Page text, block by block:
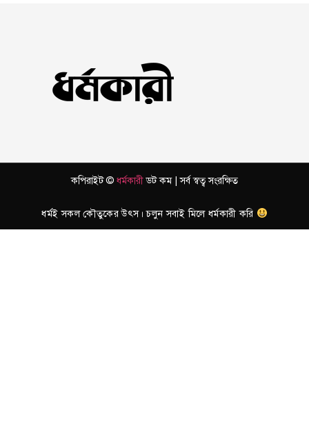
কপিরাইট © ধর্মকারীডট কম | সর্ব স্বত্ব সংরক্ষিত
ধর্মই সকল কৌতুকের উৎস। চলুন সবাই মিলে ধর্মকারী করি